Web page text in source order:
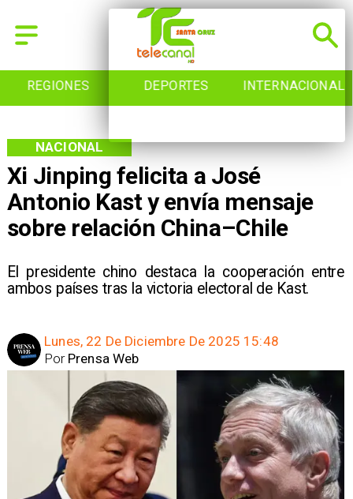
REGIONES DEPORTES INTERNACIONAL
Xi Jinping felicita a José
Antonio Kast y envía mensaje
sobre relación China–Chile
El presidente chino destaca la cooperación entre
ambos países tras la victoria electoral de Kast.
NACIONAL
Lunes, 22 De Diciembre De 2025 15:48
Prensa Web
Por